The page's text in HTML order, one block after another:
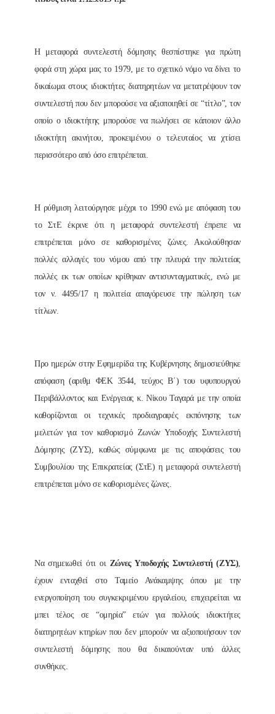
Η μεταφορά συντελεστή δόμησης θεσπίστηκε για πρώτη
φορά στη χώρα μας το 1979, με το σχετικό νόμο να δίνει το
δικαίωμα στους ιδιοκτήτες διατηρητέων να μετατρέψουν τον
συντελεστή που δεν μπορούσε να αξιοποιηθεί σε “τίτλο”, τον
οποίο ο ιδιοκτήτης μπορούσε να πωλήσει σε κάποιον άλλο
ιδιοκτήτη ακινήτου, προκειμένου ο τελευταίος να χτίσει
περισσότερο από όσο επιτρέπεται.
Η ρύθμιση λειτούργησε μέχρι το 1990 ενώ με απόφαση του
το ΣτΕ έκρινε ότι η μεταφορά συντελεστή έπρεπε να
επιτρέπεται μόνο σε καθορισμένες ζώνες. Ακολούθησαν
πολλές αλλαγές του νόμου από την πλευρά την πολιτείας
πολλές εκ των οποίων κρίθηκαν αντισυνταγματικές, ενώ με
τον ν. 4495/17 η πολιτεία απαγόρευσε την πώληση των
τίτλων.
Προ ημερών στην Εφημερίδα της Κυβέρνησης δημοσιεύθηκε
απόφαση (αριθμ ΦΕΚ 3544, τεύχος Β΄) του υφυπουργού
Περιβάλλοντος και Ενέργειας κ. Νίκου Ταγαρά με την οποία
καθορίζονται οι τεχνικές προδιαγραφές εκπόνησης των
μελετών για τον καθορισμό Ζωνών Υποδοχής Συντελεστή
Δόμησης (ΖΥΣ), καθώς σύμφωνα με τις αποφάσεις του
Συμβουλίου της Επικρατείας (ΣτΕ) η μεταφορά συντελεστή
επιτρέπεται μόνο σε καθορισμένες ζώνες.
Να σημειωθεί ότι οι Ζώνες Υποδοχής Συντελεστή (ΖΥΣ),
έχουν ενταχθεί στο Ταμείο Ανάκαμψης όπου με την
ενεργοποίηση του συγκεκριμένου εργαλείου, επιχειρείται να
μπει τέλος σε “ομηρία” ετών για πολλούς ιδιοκτήτες
διατηρητέων κτηρίων που δεν μπορούν να αξιοποιήσουν τον
συντελεστή δόμησης που θα δικαιούνταν υπό άλλες
συνθήκες.